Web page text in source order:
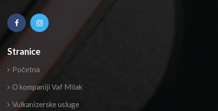
Stranice
Početna
O kompaniji Vaf Milak
Vulkanizerske usluge